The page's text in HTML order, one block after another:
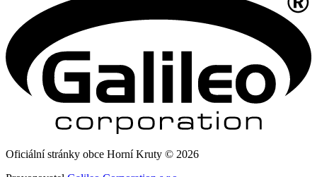
Oficiální stránky obce Horní Kruty © 2026